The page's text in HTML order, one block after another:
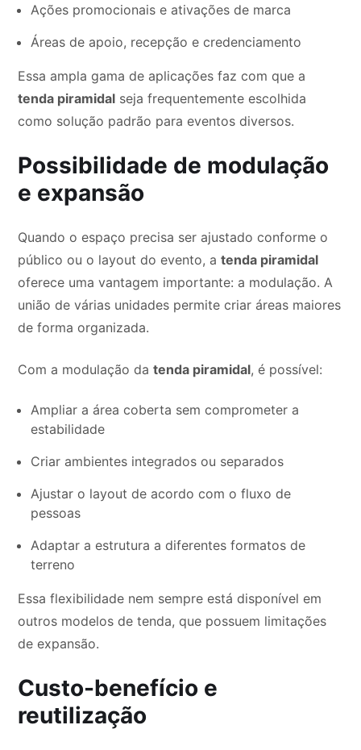
Ações promocionais e ativações de marca
Áreas de apoio, recepção e credenciamento
Essa ampla gama de aplicações faz com que a
tenda piramidal seja frequentemente escolhida
como solução padrão para eventos diversos.
Possibilidade de modulação
e expansão
Quando o espaço precisa ser ajustado conforme o
público ou o layout do evento, atenda piramidal
oferece uma vantagem importante: a modulação. A
união de várias unidades permite criar áreas maiores
de forma organizada.
Com a modulação datenda piramidal, é possível:
Ampliar a área coberta sem comprometer a
estabilidade
Criar ambientes integrados ou separados
Ajustar o layout de acordo com o fluxo de
pessoas
Adaptar a estrutura a diferentes formatos de
terreno
Essa flexibilidade nem sempre está disponível em
outros modelos de tenda, que possuem limitações
de expansão.
Custo-benefício e
reutilização